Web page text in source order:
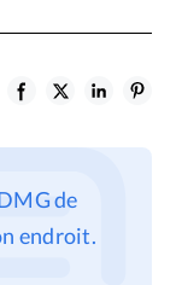
de
endroit.